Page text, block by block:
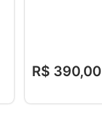
R$ 390,00